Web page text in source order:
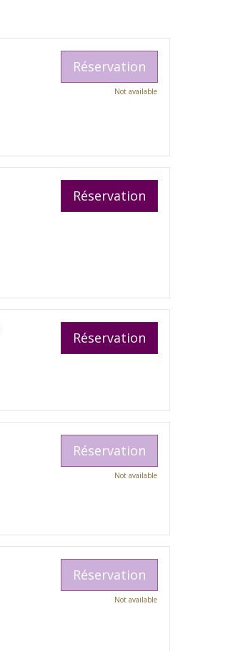
Réservation
Not available
Réservation
Réservation
Réservation
Not available
Réservation
Not available